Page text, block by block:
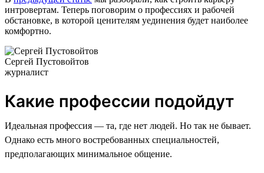
интровертам. Теперь поговорим о профессиях и рабочей
обстановке, в которой ценителям уединения будет наиболее
комфортно.
Сергей Пустовойтов
журналист
Какие профессии подойдут
Идеальная профессия — та, где нет людей. Но так не бывает.
Однако есть много востребованных специальностей,
предполагающих минимальное общение.